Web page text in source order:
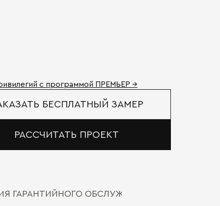
с программой ПРЕМЬЕР →
БЕСПЛАТНЫЙ ЗАМЕР
РАССЧИТАТЬ ПРОЕКТ
ГАРАНТИЙНОГО ОБСЛУЖИВАНИЯ